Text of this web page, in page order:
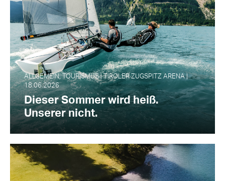
ALLGEMEIN, TOURISMUS | TIROLER ZUGSPITZ ARENA |
18.06.2026
Dieser Sommer wird heiß.
Unserer nicht.